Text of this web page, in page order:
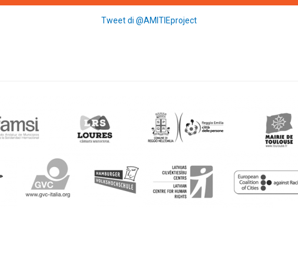
Tweet di @AMITIEproject